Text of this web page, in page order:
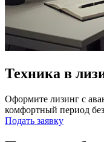
Техника в
Оформите лизинг с
комфортный период
Подать заявку